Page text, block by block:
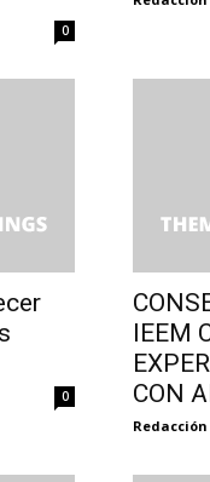
0
0
IEEM
CON
Redacción